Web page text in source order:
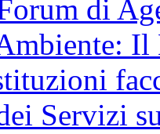
di
Servizi